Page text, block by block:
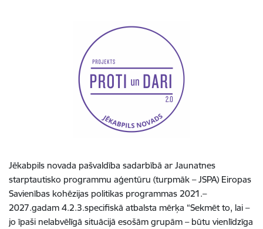
Jēkabpils novada pašvaldība sadarbībā ar Jaunatnes
starptautisko programmu aģentūru (turpmāk – JSPA) Eiropas
Savienības kohēzijas politikas programmas 2021.–
2027.gadam 4.2.3.specifiskā atbalsta mērķa “Sekmēt to, lai –
jo īpaši nelabvēlīgā situācijā esošām grupām – būtu vienlīdzīga